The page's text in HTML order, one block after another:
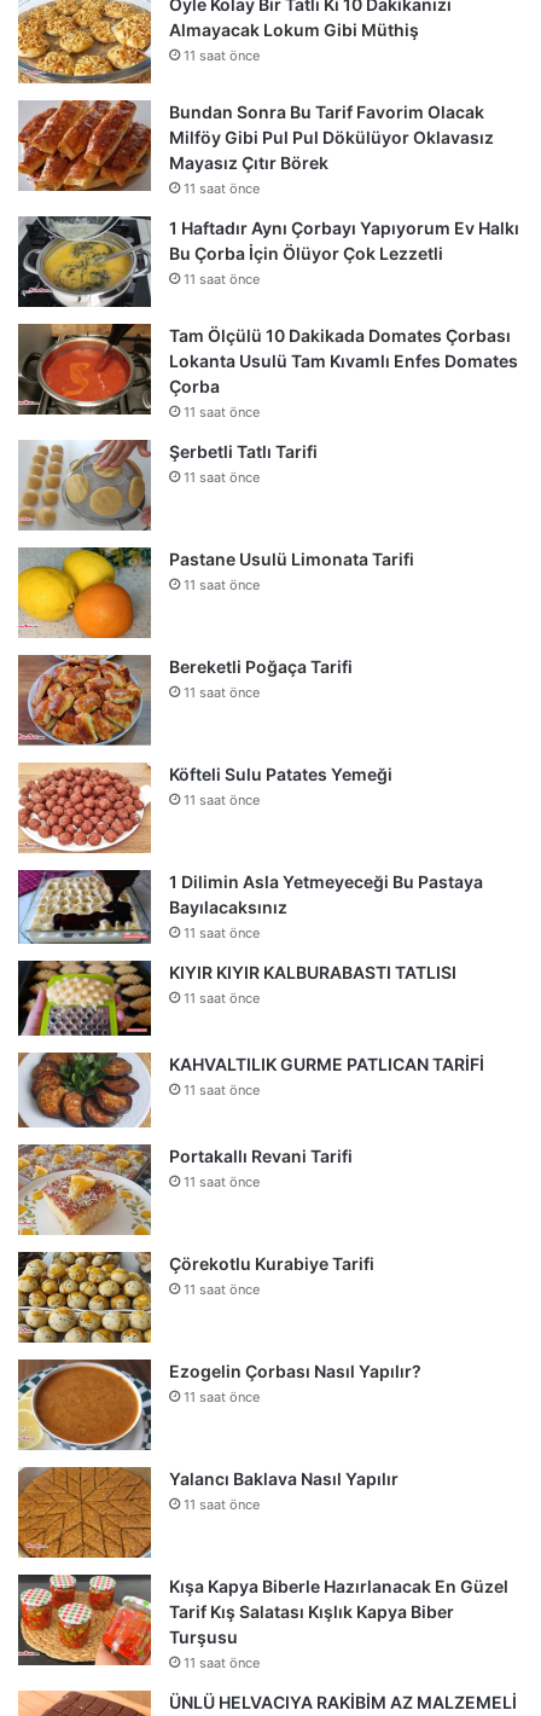
Almayacak Lokum Gibi Müthiş
11 saat önce
Bundan Sonra Bu Tarif Favorim Olacak
Milföy Gibi Pul Pul Dökülüyor Oklavasız
Mayasız Çıtır Börek
11 saat önce
1 Haftadır Aynı Çorbayı Yapıyorum Ev Halkı
Bu Çorba İçin Ölüyor Çok Lezzetli
11 saat önce
Tam Ölçülü 10 Dakikada Domates Çorbası
Lokanta Usulü Tam Kıvamlı Enfes Domates
Çorba
11 saat önce
Şerbetli Tatlı Tarifi
11 saat önce
Pastane Usulü Limonata Tarifi
11 saat önce
Bereketli Poğaça Tarifi
11 saat önce
Köfteli Sulu Patates Yemeği
11 saat önce
1 Dilimin Asla Yetmeyeceği Bu Pastaya
Bayılacaksınız
11 saat önce
KIYIR KIYIR KALBURABASTI TATLISI
11 saat önce
KAHVALTILIK GURME PATLICAN TARİFİ
11 saat önce
Portakallı Revani Tarifi
11 saat önce
Çörekotlu Kurabiye Tarifi
11 saat önce
Ezogelin Çorbası Nasıl Yapılır?
11 saat önce
Yalancı Baklava Nasıl Yapılır
11 saat önce
Kışa Kapya Biberle Hazırlanacak En Güzel
Tarif Kış Salatası Kışlık Kapya Biber
Turşusu
11 saat önce
ÜNLÜ HELVACIYA RAKİBİM AZ MALZEMELİ